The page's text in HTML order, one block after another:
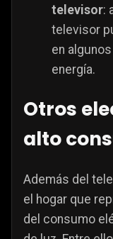
televisor:
televisor
en
energía.
Otros
alto
Además del
el hogar que
del consumo